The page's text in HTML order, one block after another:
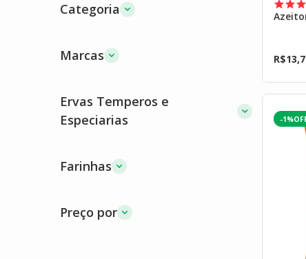
Categoria
Marcas
Ervas Temperos e
Especiarias
Farinhas
Preço por
R$
-1%